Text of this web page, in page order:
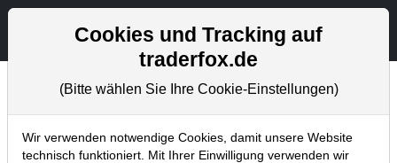
Aktien- und Artikelsuche
Aktuelles
Home Blog Aktuelles
Cookies und Tracking auf
traderfox.de
(Bitte wählen Sie Ihre Cookie-Einstellungen)
Wir verwenden notwendige Cookies, damit unsere Website
technisch funktioniert. Mit Ihrer Einwilligung verwenden wir